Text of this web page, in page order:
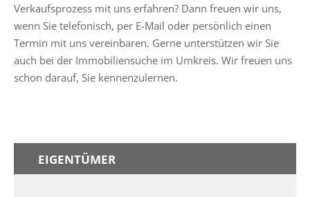
Verkaufsprozess mit uns erfahren? Dann freuen wir uns,
wenn Sie telefonisch, per E-Mail oder persönlich einen
Termin mit uns vereinbaren. Gerne unterstützen wir Sie
auch bei der Immobiliensuche im Umkreis. Wir freuen uns
schon darauf, Sie kennenzulernen.
EIGENTÜMER